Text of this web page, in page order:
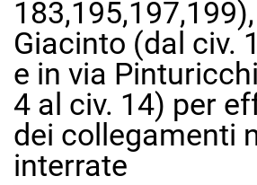
Giacinto (dal civ.
e in via
4 al civ. 14) per
dei collegamenti
interrate